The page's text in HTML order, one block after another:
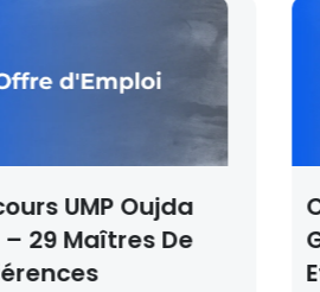
Cinq Postes En CDI Chez
Groupe Smeia À Rabat
Et Oujda